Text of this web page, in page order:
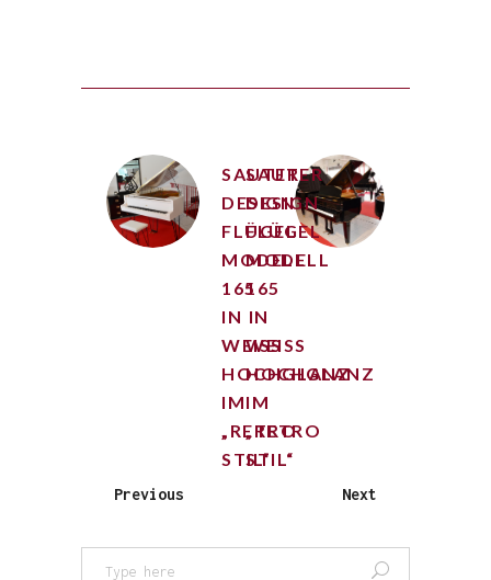
SAUTER
DESIGN
FLÜGEL
MODELL
165
IN
WEISS H
OCHGLANZ I
M „
RETRO S
TIL“
Previous
SAUTER
DESIGN
FLÜGEL
MODELL
165
IN
WEISS H
OCHGLANZ I
M „
RETRO S
TIL“
Next